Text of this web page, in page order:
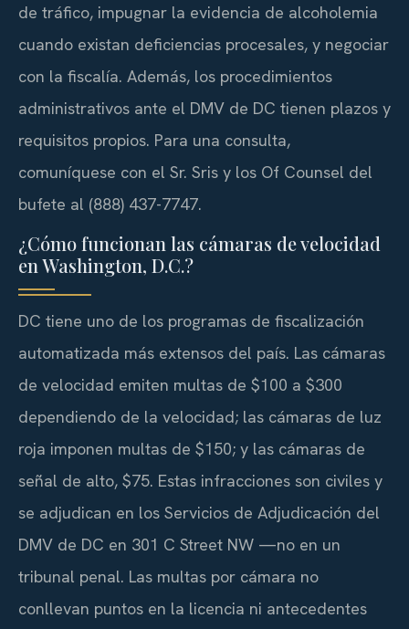
de tráfico, impugnar la evidencia de alcoholemia
cuando existan deficiencias procesales, y negociar
con la fiscalía. Además, los procedimientos
administrativos ante el DMV de DC tienen plazos y
requisitos propios. Para una consulta,
comuníquese con el Sr. Sris y los Of Counsel del
bufete al (888) 437-7747.
¿Cómo funcionan las cámaras de velocidad
en Washington, D.C.?
DC tiene uno de los programas de fiscalización
automatizada más extensos del país. Las cámaras
de velocidad emiten multas de $100 a $300
dependiendo de la velocidad; las cámaras de luz
roja imponen multas de $150; y las cámaras de
señal de alto, $75. Estas infracciones son civiles y
se adjudican en los Servicios de Adjudicación del
DMV de DC en 301 C Street NW —no en un
tribunal penal. Las multas por cámara no
conllevan puntos en la licencia ni antecedentes